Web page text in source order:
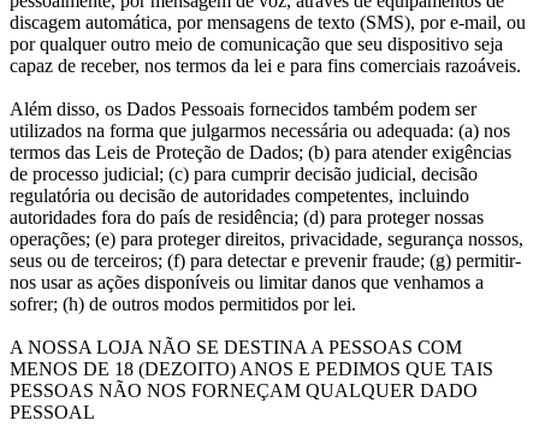
discagem automática, por mensagens de texto (SMS), por e-mail, ou
por qualquer outro meio de comunicação que seu dispositivo seja
capaz de receber, nos termos da lei e para fins comerciais razoáveis.
Além disso, os Dados Pessoais fornecidos também podem ser
utilizados na forma que julgarmos necessária ou adequada: (a) nos
termos das Leis de Proteção de Dados; (b) para atender exigências
de processo judicial; (c) para cumprir decisão judicial, decisão
regulatória ou decisão de autoridades competentes, incluindo
autoridades fora do país de residência; (d) para proteger nossas
operações; (e) para proteger direitos, privacidade, segurança nossos,
seus ou de terceiros; (f) para detectar e prevenir fraude; (g) permitir-
nos usar as ações disponíveis ou limitar danos que venhamos a
sofrer; (h) de outros modos permitidos por lei.
A NOSSA LOJA NÃO SE DESTINA A PESSOAS COM
MENOS DE 18 (DEZOITO) ANOS E PEDIMOS QUE TAIS
PESSOAS NÃO NOS FORNEÇAM QUALQUER DADO
PESSOAL